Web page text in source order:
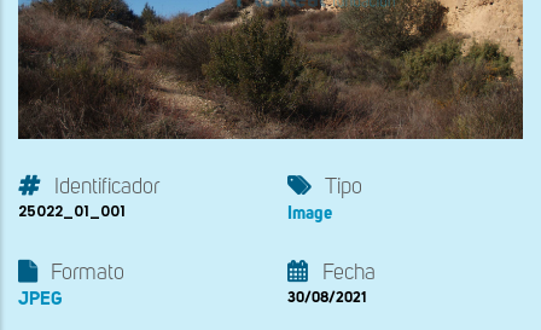
Identificador
25022_01_001
Tipo
Image
Formato
JPEG
Fecha
30/08/2021